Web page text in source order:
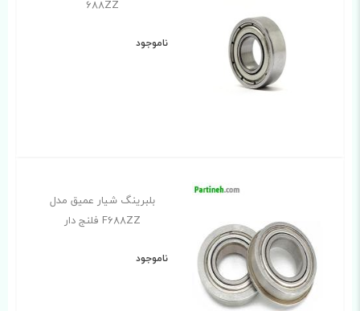
688ZZ
ناموجود
بلبرینگ شیار عمیق مدل
F688ZZ فلنج دار
ناموجود